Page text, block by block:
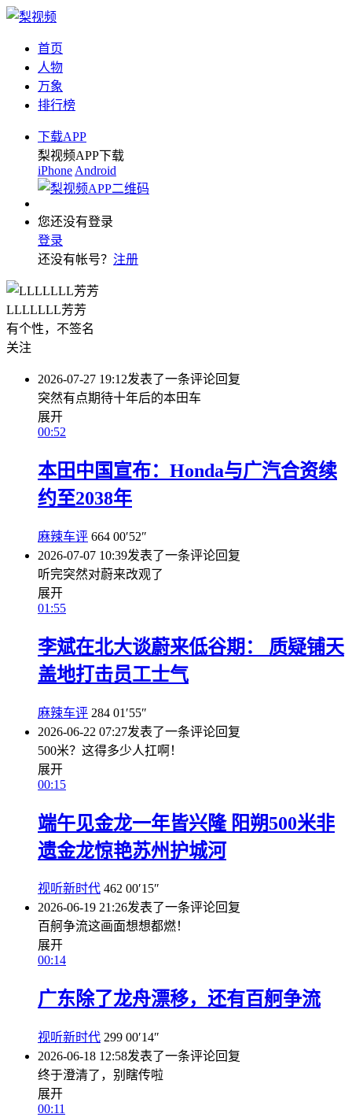
首页
人物
万象
排行榜
下载APP
梨视频APP下载
iPhone Android
您还没有登录
登录
还没有帐号？ 注册
LLLLLLL芳芳
有个性，不签名
关注
2026-07-27 19:12发表了一条评论回复
突然有点期待十年后的本田车
展开
00:52
本田中国宣布：Honda与广汽合资续
约至2038年
麻辣车评 664 00′52″
2026-07-07 10:39发表了一条评论回复
听完突然对蔚来改观了
展开
01:55
李斌在北大谈蔚来低谷期： 质疑铺天
盖地打击员工士气
麻辣车评 284 01′55″
2026-06-22 07:27发表了一条评论回复
500米？这得多少人扛啊！
展开
00:15
端午见金龙一年皆兴隆 阳朔500米非
遗金龙惊艳苏州护城河
视听新时代 462 00′15″
2026-06-19 21:26发表了一条评论回复
百舸争流这画面想想都燃！
展开
00:14
广东除了龙舟漂移，还有百舸争流
视听新时代 299 00′14″
2026-06-18 12:58发表了一条评论回复
终于澄清了，别瞎传啦
展开
00:11